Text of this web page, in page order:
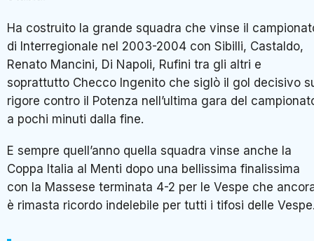
Ha costruito la grande squadra che vinse il
di Interregionale nel 2003-2004 con Sibilli, Castaldo,
Renato Mancini, Di Napoli, Rufini tra gli altri e
soprattutto Checco Ingenito che siglò il gol decisivo
rigore contro il Potenza nell’ultima gara del
a pochi minuti dalla fine.
E sempre quell’anno quella squadra vinse anche la
Coppa Italia al Menti dopo una bellissima finalissima
con la Massese terminata 4-2 per le Vespe che
è rimasta ricordo indelebile per tutti i tifosi delle